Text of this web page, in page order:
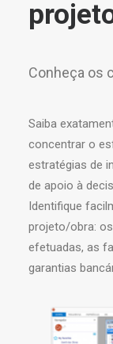
Conheça os
Saiba
concentrar o
estratégias de
de apoio à
Identifique
projeto/obra:
efetuadas, as
garantias